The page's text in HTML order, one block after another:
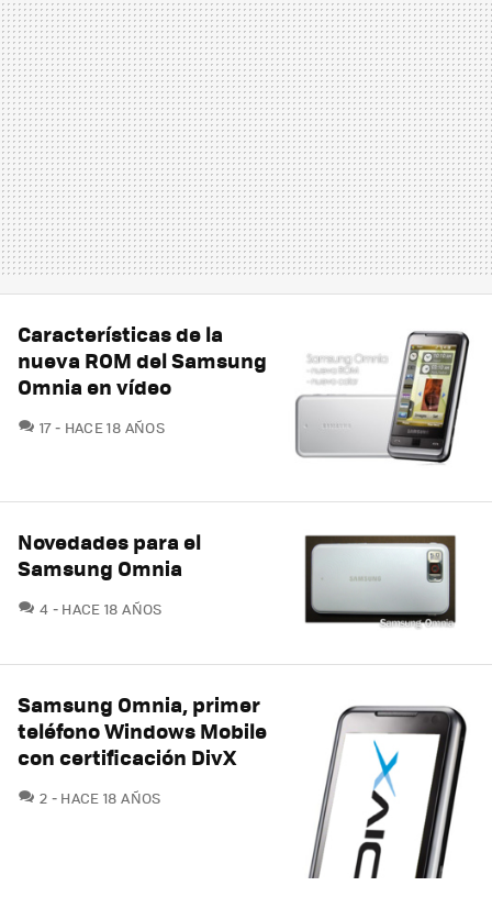
Características de la
nueva ROM del Samsung
Omnia en vídeo
17COMENTARIOS
HACE 18 AÑOS
Novedades para el
Samsung Omnia
4 COMENTARIOS
HACE 18 AÑOS
Samsung Omnia, primer
teléfono Windows Mobile
con certificación DivX
2 COMENTARIOS
HACE 18 AÑOS